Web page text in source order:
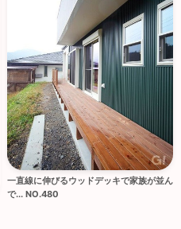
一直線に伸びるウッドデッキで家族が並ん
で... NO.480